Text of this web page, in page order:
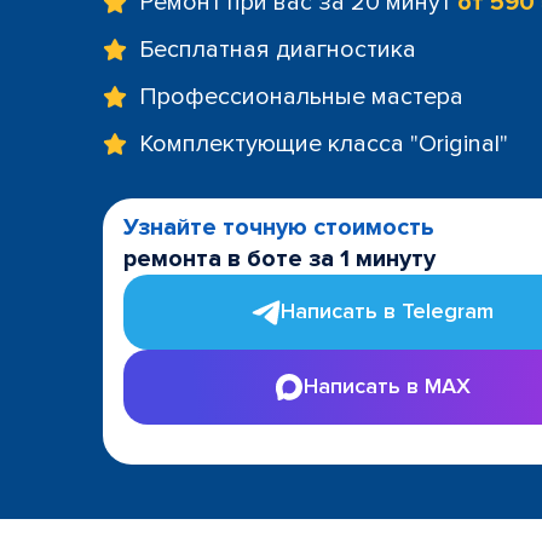
Бесплатная диагностика
Профессиональные мастера
Комплектующие класса "Original"
Узнайте точную стоимость
ремонта в боте за 1 минуту
Написать в Telegram
Написать в MAX